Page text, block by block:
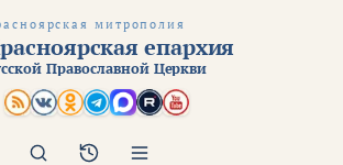
митрополия
епархия
Православной Церкви
Архив
Поиск